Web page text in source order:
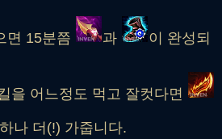
면 15분쯤 과
이 완성되
을 어느정도 먹고 잘컷다면
나 더(!) 가줍니다.